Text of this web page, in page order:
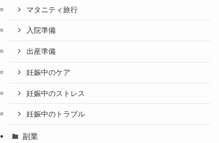
マタニティ旅行
入院準備
出産準備
妊娠中のケア
妊娠中のストレス
妊娠中のトラブル
副業